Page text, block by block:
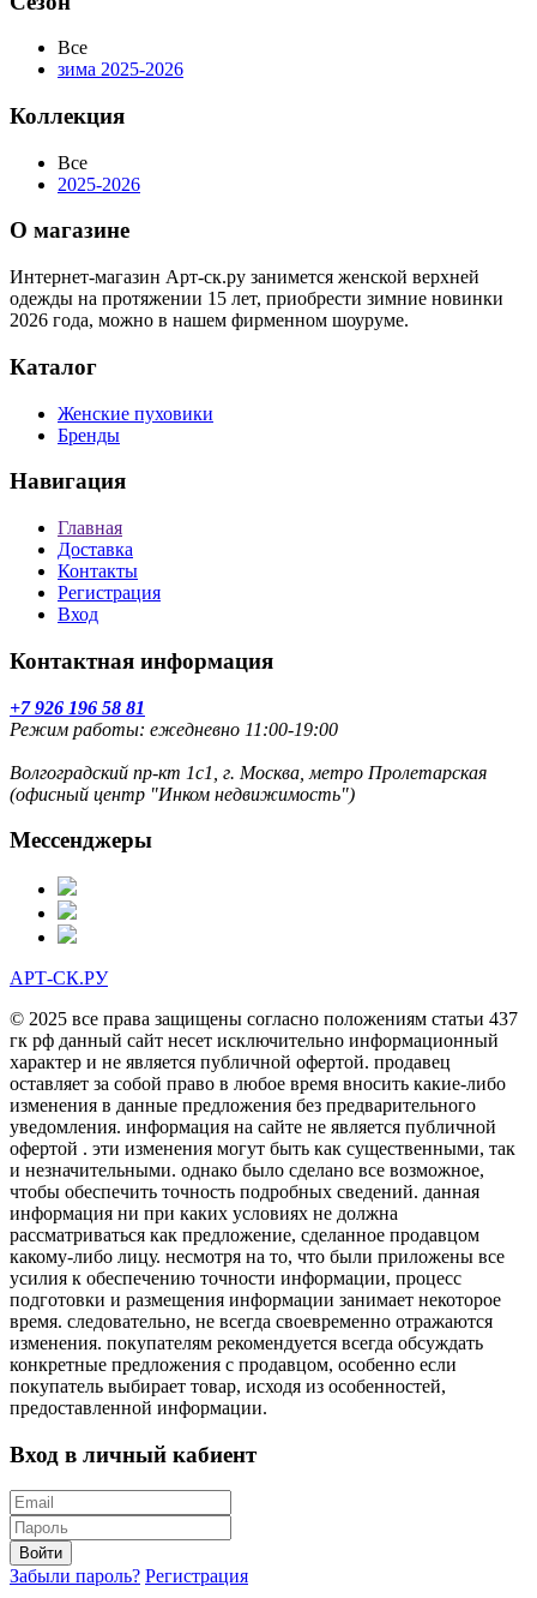
Все
зима 2025-2026
Коллекция
Все
2025-2026
О магазине
Интернет-магазин Арт-ск.ру занимется женской верхней
одежды на протяжении 15 лет, приобрести зимние новинки
2026 года, можно в нашем фирменном шоуруме.
Каталог
Женские пуховики
Бренды
Навигация
Главная
Доставка
Контакты
Регистрация
Вход
Контактная информация
+7 926 196 58 81
Режим работы: ежедневно 11:00-19:00
Волгоградский пр-кт 1с1, г. Москва, метро Пролетарская
(офисный центр "Инком недвижимость")
Мессенджеры
АРТ-СК.РУ
© 2025 все права защищены согласно положениям статьи 437
гк рф данный сайт несет исключительно информационный
характер и не является публичной офертой. продавец
оставляет за собой право в любое время вносить какие-либо
изменения в данные предложения без предварительного
уведомления. информация на сайте не является публичной
офертой . эти изменения могут быть как существенными, так
и незначительными. однако было сделано все возможное,
чтобы обеспечить точность подробных сведений. данная
информация ни при каких условиях не должна
рассматриваться как предложение, сделанное продавцом
какому-либо лицу. несмотря на то, что были приложены все
усилия к обеспечению точности информации, процесс
подготовки и размещения информации занимает некоторое
время. следовательно, не всегда своевременно отражаются
изменения. покупателям рекомендуется всегда обсуждать
конкретные предложения с продавцом, особенно если
покупатель выбирает товар, исходя из особенностей,
предоставленной информации.
Вход в личный кабиент
Войти
Забыли пароль? Регистрация